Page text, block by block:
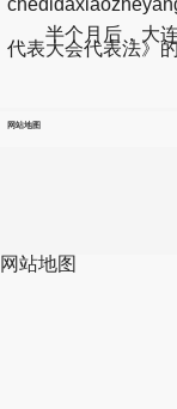
半个月后，大连
代表大会代表法》
网站地图
网站地图